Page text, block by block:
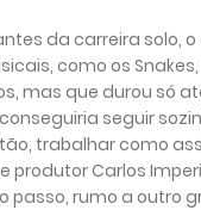
da carreira solo,
como os
mas que durou só até
seguir
trabalhar como
produtor Carlos
passo, rumo a outro